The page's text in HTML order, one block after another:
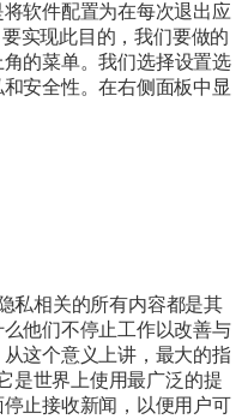
软件配置为在每次退出应
要实现此目的，我们要做的
的菜单。我们选择设置选
安全性。在右侧面板中显
私相关的所有内容都是其
他们不停止工作以改善与
这个意义上讲，最大的指
是世界上使用最广泛的提
止接收新闻，以便用户可